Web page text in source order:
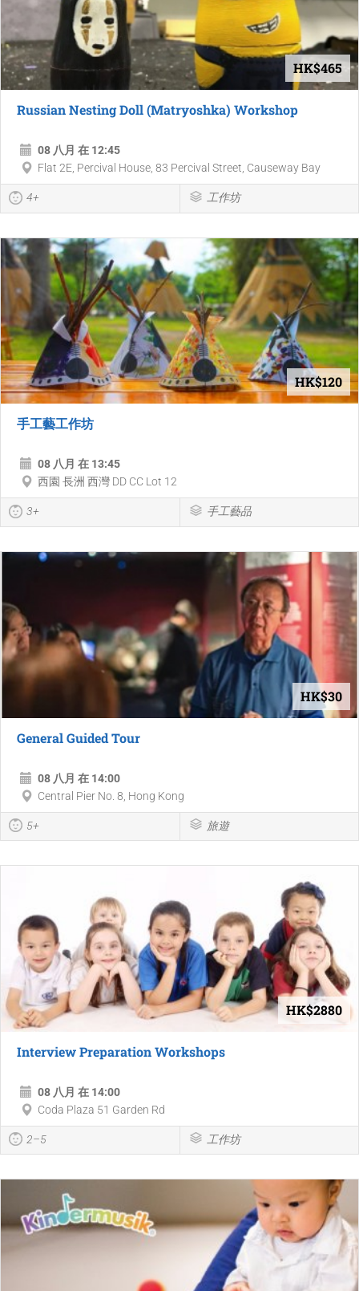
HK$465
Russian Nesting Doll (Matryoshka) Workshop
08 八月 在 12:45
Flat 2E, Percival House, 83 Percival Street, Causeway Bay
4+ 工作坊
HK$120
手工藝工作坊
08 八月 在 13:45
西園 長洲 西灣 DD CC Lot 12
3+ 手工藝品
HK$30
General Guided Tour
08 八月 在 14:00
Central Pier No. 8, Hong Kong
5+ 旅遊
HK$2880
Interview Preparation Workshops
08 八月 在 14:00
Coda Plaza 51 Garden Rd
2–5 工作坊